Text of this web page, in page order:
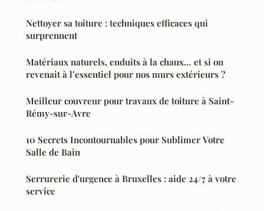
Nettoyer sa toiture : techniques efficaces qui
surprennent
Matériaux naturels, enduits à la chaux… et si on
revenait à l’essentiel pour nos murs extérieurs ?
Meilleur couvreur pour travaux de toiture à Saint-
Rémy-sur-Avre
10 Secrets Incontournables pour Sublimer Votre
Salle de Bain
Serrurerie d'urgence à Bruxelles : aide 24/7 à votre
service